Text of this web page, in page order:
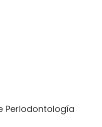
Periodontología